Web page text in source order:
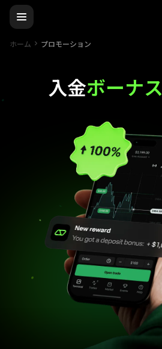
ホーム プロモーション
入金ボーナス